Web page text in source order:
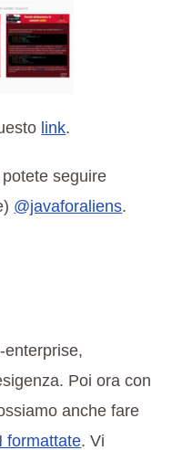
link.
seguire
@javaforaliens.
enterprise,
Poi ora con
anche fare
formattate. Vi